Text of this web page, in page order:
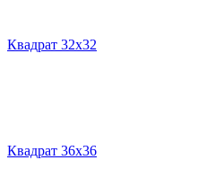
Квадрат 32х32
Квадрат 36х36